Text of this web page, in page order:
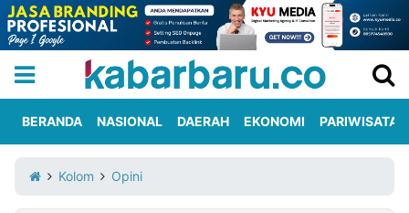
Iklan
Berita
Kami
BERANDA NASIONAL DAERAH EKONOMI PARIWISATA
Kolom Opini